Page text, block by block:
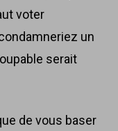
voter
un
serait
de vous baser